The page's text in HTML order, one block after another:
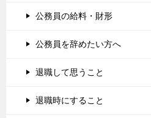
公務員の給料・財形
公務員を辞めたい方へ
退職して思うこと
退職時にすること